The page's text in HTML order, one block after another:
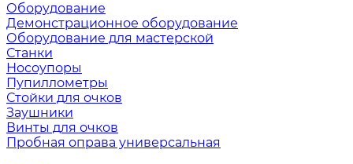
Оборудование
Демонстрационное оборудование
Оборудование для мастерской
Станки
Носоупоры
Пупиллометры
Стойки для очков
Заушники
Винты для очков
Пробная оправа универсальная